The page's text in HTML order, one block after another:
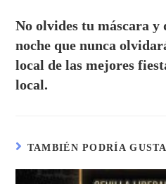
No olvides tu máscara y
noche que nunca
local de las mejores
local.
TAMBIÉN PODRÍA